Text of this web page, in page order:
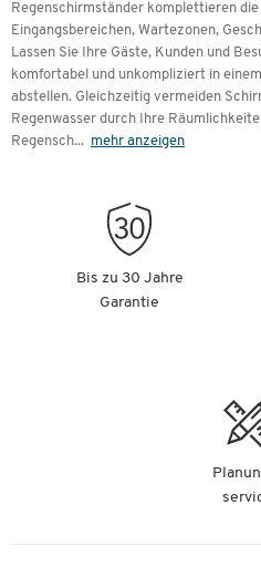
Regenschirmständer komplettieren
Eingangsbereichen, Wartezonen,
Lassen Sie Ihre Gäste, Kunden und
komfortabel und unkompliziert in
abstellen. Gleichzeitig vermeiden
Regenwasser durch Ihre
Regensch... mehr anzeigen
Bis zu 30 Jahre
Garantie